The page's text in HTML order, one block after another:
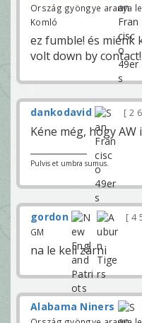
Ország gyöngye aranya
Komló
ez fumble! és miénk
volt down by contact!
dankodavid 2
Kéne még, hogy AW
Pulvis et umbra sumus.
gordon 4
GM
na le kell zárni
Alabama Niners